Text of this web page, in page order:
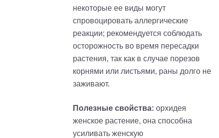
некоторые ее виды могут
спровоцировать аллергические
реакции; рекомендуется соблюдать
осторожность во время пересадки
растения, так как в случае порезов
корнями или листьями, раны долго не
заживают.
Полезные свойства: орхидея
женское растение, она способна
усиливать женскую